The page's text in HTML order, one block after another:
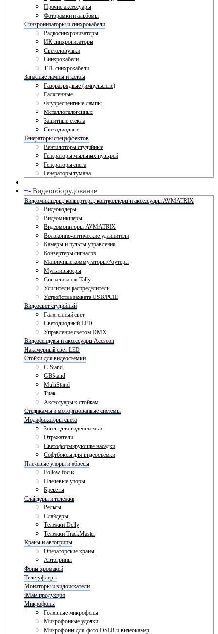
Прочие аксессуары
Фоторамки и альбомы
Синхронизаторы и синхрокабели
Радиосинхронизаторы
ИК синхронизаторы
Светоловушки
Синхрокабели
TTL синхрокабели
Запасные лампы и колбы
Газоразрядные (импульсные)
Галогенные
Флуоресцентные лампы
Металлогалогенные
Защитные стекла
Светодиодные
Генераторы спецэффектов
Вентиляторы студийные
Генераторы мыльных пузырей
Генераторы снега
Генераторы тумана
+- Видеооборудование
Видеомикшеры, конвертеры, контроллеры и аксессуары AVMATRIX
Видеокодеры
Видеомикшеры
Видеомониторы AVMATRIX
Волоконно-оптические удлинители
Камеры и пульты управления
Конвертеры сигналов
Матричные коммутаторы/Роутеры
Мультивьюеры
Сигнализация Tally
Усилители-распределители
Устройства захвата USB/PCIE
Видеосвет студийный
Галогенный свет
Светодиодный LED
Управление светом DMX
Видеосендеры и аксессуары Accsoon
Накамерный свет LED
Стойки для видеосъемки
C-Stand
GBStand
MultiStand
Titan
Аксессуары к стойкам
Стедикамы и моторизованные системы
Модификаторы света
Зонты для видеосъемки
Отражатели
Светоформирующие насадки
Софтбоксы для видеосъемки
Плечевые упоры и обвесы
Follow focus
Плечевые упоры
Брекеты
Слайдеры и тележки
Рельсы
Слайдеры
Тележки Dolly
Тележки TrackMaster
Краны и автогрипы
Операторские краны
Автогрипы
Фоны хромакей
Телесуфлеры
Мониторы и видоискатели
iMate продукция
Микрофоны
Головные микрофоны
Микрофонные удочки
Микрофоны для фото DSLR и видеокамер